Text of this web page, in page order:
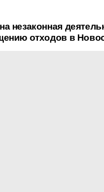
незаконная
отходов в